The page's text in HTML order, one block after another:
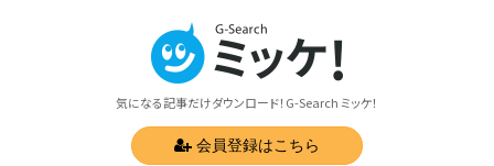
気になる記事だけダウンロード！G-Search ミッケ！
会員登録はこちら